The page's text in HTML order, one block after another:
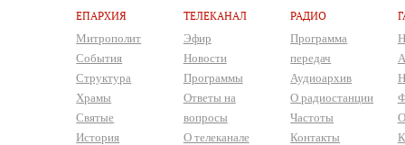
ЕПАРХИЯ
Митрополит
События
Структура
Храмы
Святые
История
ТЕЛЕКАНАЛ
Эфир
Новости
Программы
Ответы на
вопросы
О телеканале
РАДИО
Программа
передач
Аудиоархив
О радиостанции
Частоты
Контакты